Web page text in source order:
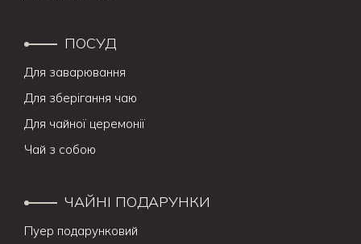
ПОСУД
Для заварювання
Для зберігання чаю
Для чайної церемонії
Чай з собою
ЧАЙНІ ПОДАРУНКИ
Пуер подарунковий